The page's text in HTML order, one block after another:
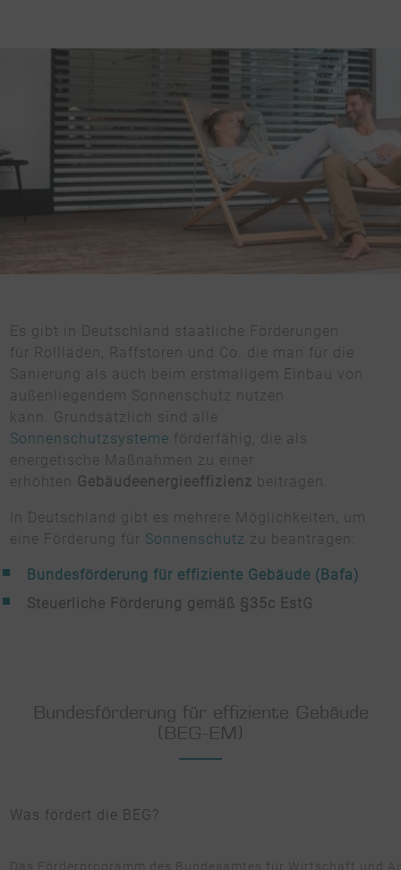
Es gibt in Deutschland staatliche Förderungen
für Rollläden, Raffstoren und Co. die man für die
Sanierung als auch beim erstmaligem Einbau von
außenliegendem Sonnenschutz nutzen
kann. Grundsätzlich sind alle
Sonnenschutzsysteme förderfähig, die als
energetische Maßnahmen zu einer
erhöhten Gebäudeenergieeffizienz beitragen.
In Deutschland gibt es mehrere Möglichkeiten, um
eine Förderung für Sonnenschutz zu beantragen:
Bundesförderung für effiziente Gebäude (Bafa)
Steuerliche Förderung gemäß §35c EstG
Bundesförderung für effiziente Gebäude
(BEG-EM)
Was fördert die BEG?
Das Förderprogramm des Bundesamtes für Wirtschaft und